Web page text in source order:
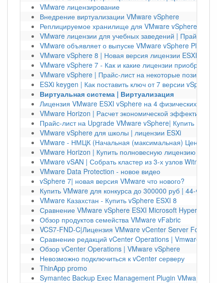
VMware лицензирование
Внедрение виртуализации VMware vSphere
Реплицируемое хранилище для VMware vSphere 6.7
VMware лицензии для учебных заведений | Прайс-лист
VMware объявляет о выпуске VMware vSphere
VMware vSphere 8 | Новая версия лицензии ESXI 8
VMware vSphere 7 - Как и какие лицензии приобрести
VMware vSphere | Прайс-лист на некоторые позиции
ESXi keygen | Как поставить ключ от 7 версии vSphere
Виртуальная система | Виртуализация
Лицензия VMware ESXI vSphere на 4 физических
VMware Horizon | Расчет экономической
Прайс-лист на Upgrade VMware vSphere| Купить
VMware vSphere для школы | лицензии ESXi
VMware - НМЦК (Начальная (максимальная) Цена
VMware Horizon | Купить полновесную лицензию
VMware vSAN | Собрать кластер из 3-х узлов Witness
VMware Data Protection - новое видео
vSphere 7| новая версия VMware что нового?
Купить VMware для конкурса до 300000 руб | 44-ФЗ
VMware Казахстан - Купить vSphere ESXI 8
Сравнение VMware vSphere ESXI Microsoft Hyper-V и
Обзор продуктов семейства VMware vFabric
VCS7-FND-C|Лицензия VMware vCenter Server
Сравнение редакций vCenter Operations | Vmware
Обзор vCenter Operations | VMware vSphere
Невозможно подключиться к vCenter серверу
ThinApp promo
Symantec Backup Exec Management Plugin VMware